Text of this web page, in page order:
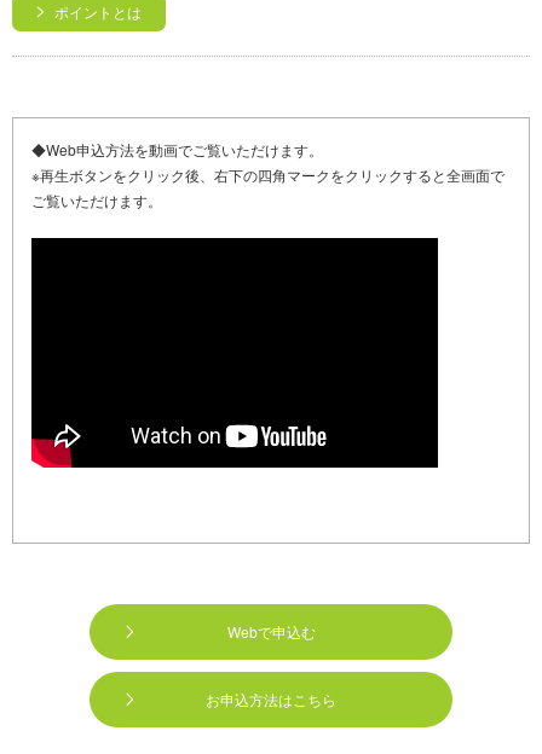
ポイントとは
◆Web申込方法を動画でご覧いただけます。
※再生ボタンをクリック後、右下の四角マークをクリックすると全画面で
ご覧いただけます。
Webで申込む
お申込方法はこちら